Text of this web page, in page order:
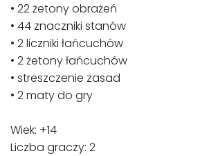
• 22 żetony obrażeń
• 44 znaczniki stanów
• 2 liczniki łańcuchów
• 2 żetony łańcuchów
• streszczenie zasad
• 2 maty do gry
Wiek: +14
Liczba graczy: 2